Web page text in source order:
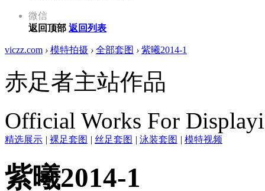
微信
返回顶部 返回列表
viczz.com › 模特拍摄 › 全部套图 › 紫曦2014-1
赤足者主站作品
Official Works For
精选展示 | 裸足套图 | 丝足套图 | 泳装套图 | 模特视频
紫曦2014-1